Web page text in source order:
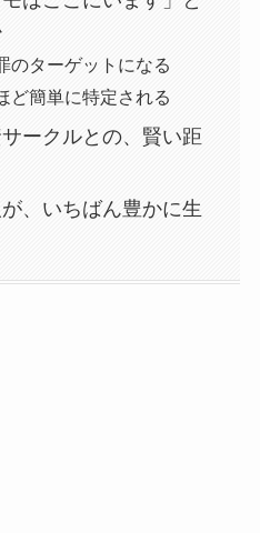
のターゲットになる
ど簡単に特定される
ークルとの、賢い距
、いちばん豊かに生